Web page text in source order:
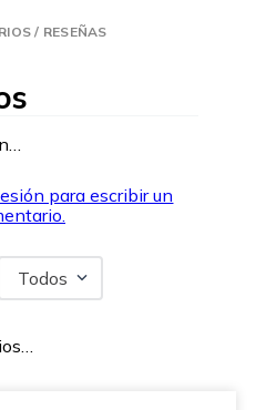
/ RESEÑAS
para escribir un
Todos